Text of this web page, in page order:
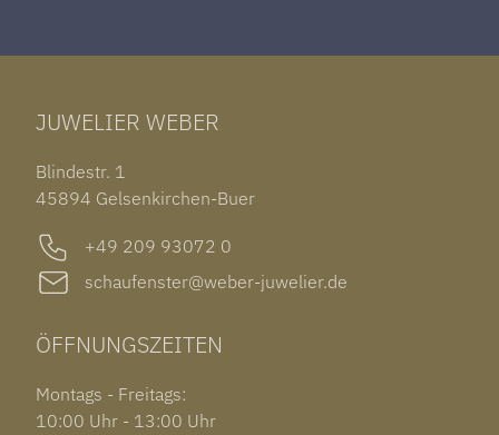
IWC PORTUGIESER
ARMSCHMUCK
OHRSCHMUCK
OUT OF COLLECTION
TAG HEUER CARRERA
ROLEX SUBMARINER DATE
GARMIN VENU 3S
JUWELIER WEBER
Blindestr. 1
45894 Gelsenkirchen-Buer
+49 209 93072 0
schaufenster@weber-juwelier.de
ÖFFNUNGSZEITEN
Montags - Freitags:
10:00 Uhr - 13:00 Uhr